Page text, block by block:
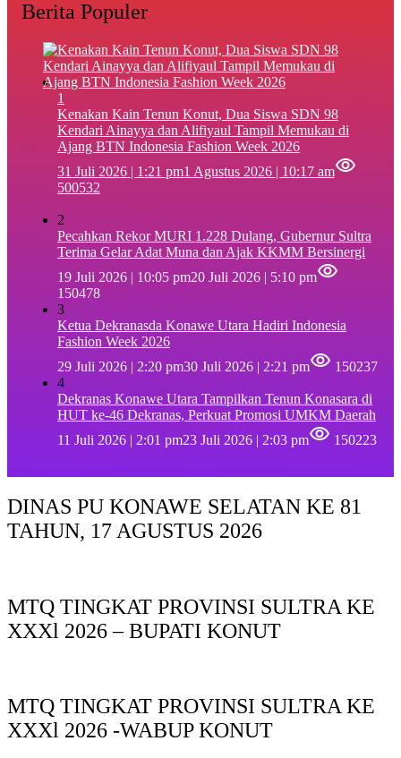
Berita Populer
1
‎Kenakan Kain Tenun Konut, Dua Siswa SDN 98
Kendari Ainayya dan Alifiyaul Tampil Memukau di
Ajang BTN Indonesia Fashion Week 2026
31 Juli 2026 | 1:21 pm1 Agustus 2026 | 10:17 am
500532
2
Pecahkan Rekor MURI 1.228 Dulang, Gubernur Sultra
Terima Gelar Adat Muna dan Ajak KKMM Bersinergi
19 Juli 2026 | 10:05 pm20 Juli 2026 | 5:10 pm
150478
3
Ketua Dekranasda Konawe Utara Hadiri Indonesia
Fashion Week 2026
29 Juli 2026 | 2:20 pm30 Juli 2026 | 2:21 pm
150237
4
Dekranas Konawe Utara Tampilkan Tenun Konasara di
HUT ke-46 Dekranas, Perkuat Promosi UMKM Daerah
11 Juli 2026 | 2:01 pm23 Juli 2026 | 2:03 pm 150223
DINAS PU KONAWE SELATAN KE 81
TAHUN, 17 AGUSTUS 2026
MTQ TINGKAT PROVINSI SULTRA KE
XXXl 2026 – BUPATI KONUT
MTQ TINGKAT PROVINSI SULTRA KE
XXXl 2026 -WABUP KONUT